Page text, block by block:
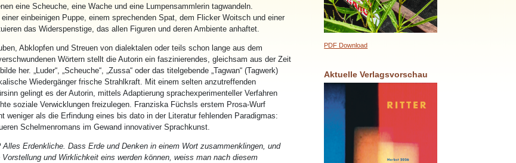
eine Scheuche, eine Wache und eine Lumpensammlerin tagwandeln.
einer einbeinigen Puppe, einem sprechenden Spat, dem Flicker Woitsch und einer
das Widerspenstige, das allen Figuren und deren Ambiente anhaftet.
Abklopfen und Streuen von dialektalen oder teils schon lange aus dem
Wörtern stellt die Autorin ein faszinierendes, gleichsam aus der Zeit
her. „Luder“, „Scheuche“, „Zussa“ oder das titelgebende „ Tagwan“ (Tagwerk)
Wiedergänger frische Strahlkraft. Mit einem selten anzutreffenden
gelingt es der Autorin, mittels Adaptierung sprachexperimenteller Verfahren
soziale Verwicklungen freizulegen. Franziska Füchsls erstem Prosa-Wurf
weniger als die Erfindung eines bis dato in der Literatur fehlenden Paradigmas:
Schelmenromans im Gewand innovativer Sprachkunst.
Alles Erdenkliche. Dass Erde und Denken in einem Wort zusammenklingen, und
und Wirklichkeit eins werden können, weiss man nach diesem
PDF Download
Aktuelle Verlagsvorschau